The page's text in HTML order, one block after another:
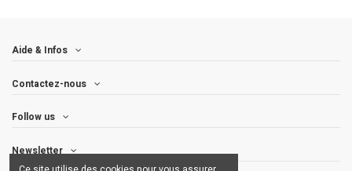
Aide & Infos
Contactez-nous
Follow us
Newsletter